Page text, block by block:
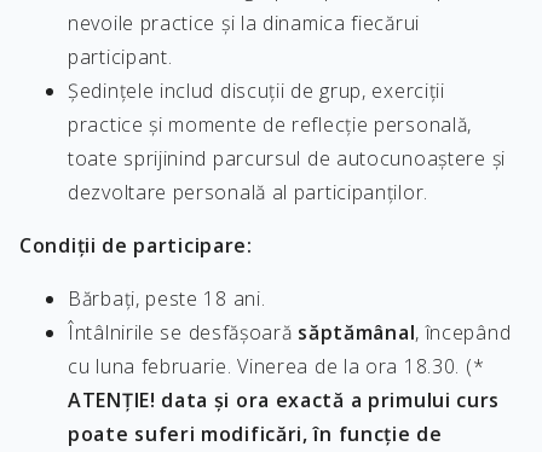
nevoile practice și la dinamica fiecărui
participant.
Ședințele includ discuții de grup, exerciții
practice și momente de reflecție personală,
toate sprijinind parcursul de autocunoaștere și
dezvoltare personală al participanților.
Condiții de participare:
Bărbați, peste 18 ani.
Întâlnirile se desfășoară săptămânal, începând
cu luna februarie. Vinerea de la ora 18.30. (*
ATENȚIE! data și ora exactă a primului curs
poate suferi modificări, în funcție de